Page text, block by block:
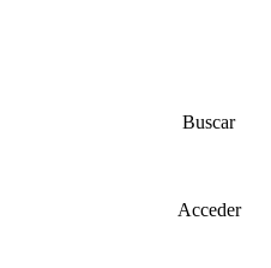
Buscar
Acceder